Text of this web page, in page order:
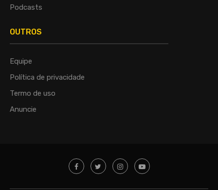
Podcasts
OUTROS
Equipe
Política de privacidade
Termo de uso
Anuncie